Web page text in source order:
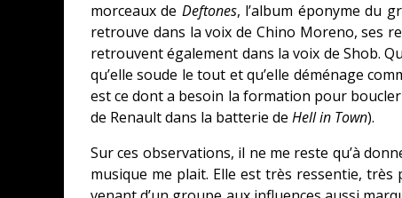
morceaux de Deftones, l’album éponyme du
retrouve dans la voix de Chino Moreno, ses
retrouvent également dans la voix de Shob.
qu’elle soude le tout et qu’elle déménage
est ce dont a besoin la formation pour
de Renault dans la batterie de Hell in Town).
Sur ces observations, il ne me reste qu’à
musique me plait. Elle est très ressentie,